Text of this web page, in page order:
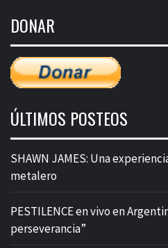
entradas
DONAR
ÚLTIMOS POSTEOS
SHAWN JAMES: Una
metalero
PESTILENCE en vivo en
perseverancia”